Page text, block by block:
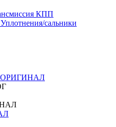
КПП
Уплотнения/сальники
ОРИГИНАЛ